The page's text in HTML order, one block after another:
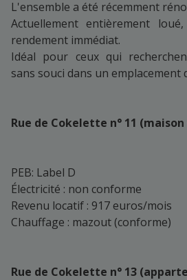
L'ensemble a été récemment
Actuellement entièrement
rendement immédiat.
Idéal pour ceux qui
sans souci dans un emplacement
Rue de Cokelette n° 11
PEB: Label D
Électricité : non conforme
Revenu locatif : 917 euros/mois
Chauffage : mazout (conforme)
Rue de Cokelette n° 13